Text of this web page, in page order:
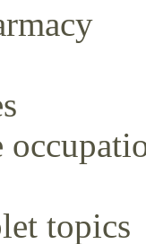
topics